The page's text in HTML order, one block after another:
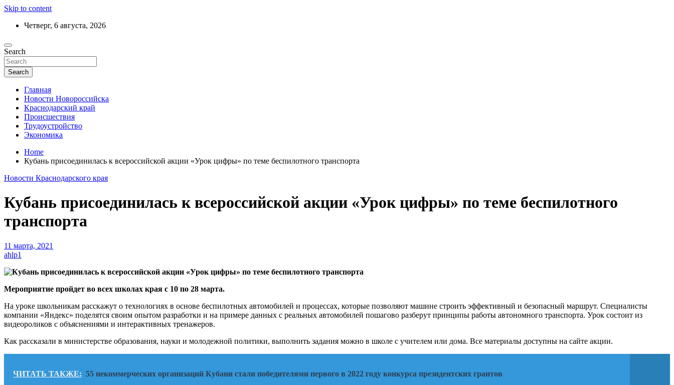
Skip to content
Четверг, 6 августа, 2026
Актуальные новости Новороссийска и Краснодарского края
Ежедневный дайджест событий региона
Search
Search
Главная
Новости Новороссийска
Краснодарский край
Происшествия
Трудоустройство
Экономика
Home
Кубань присоединилась к всероссийской акции «Урок цифры» по теме беспилотного транспорта
Новости Краснодарского края
Кубань присоединилась к всероссийской акции «Урок цифры» по теме беспилотного
транспорта
11 марта, 2021
ahlp1
Мероприятие пройдет во всех школах края с 10 по 28 марта.
На уроке школьникам расскажут о технологиях в основе беспилотных автомобилей и процессах, которые позволяют машине строить эффективный и безопасный маршрут. Специалисты
компании «Яндекс» поделятся своим опытом разработки и на примере данных с реальных автомобилей пошагово разберут принципы работы автономного транспорта. Урок состоит из
видеороликов с объяснениями и интерактивных тренажеров.
Как рассказали в министерстве образования, науки и молодежной политики, выполнить задания можно в школе с учителем или дома. Все материалы доступны на сайте акции.
ЧИТАТЬ ТАКЖЕ: 55 некоммерческих организаций Кубани стали победителями первого в 2022 году конкурса президентских грантов